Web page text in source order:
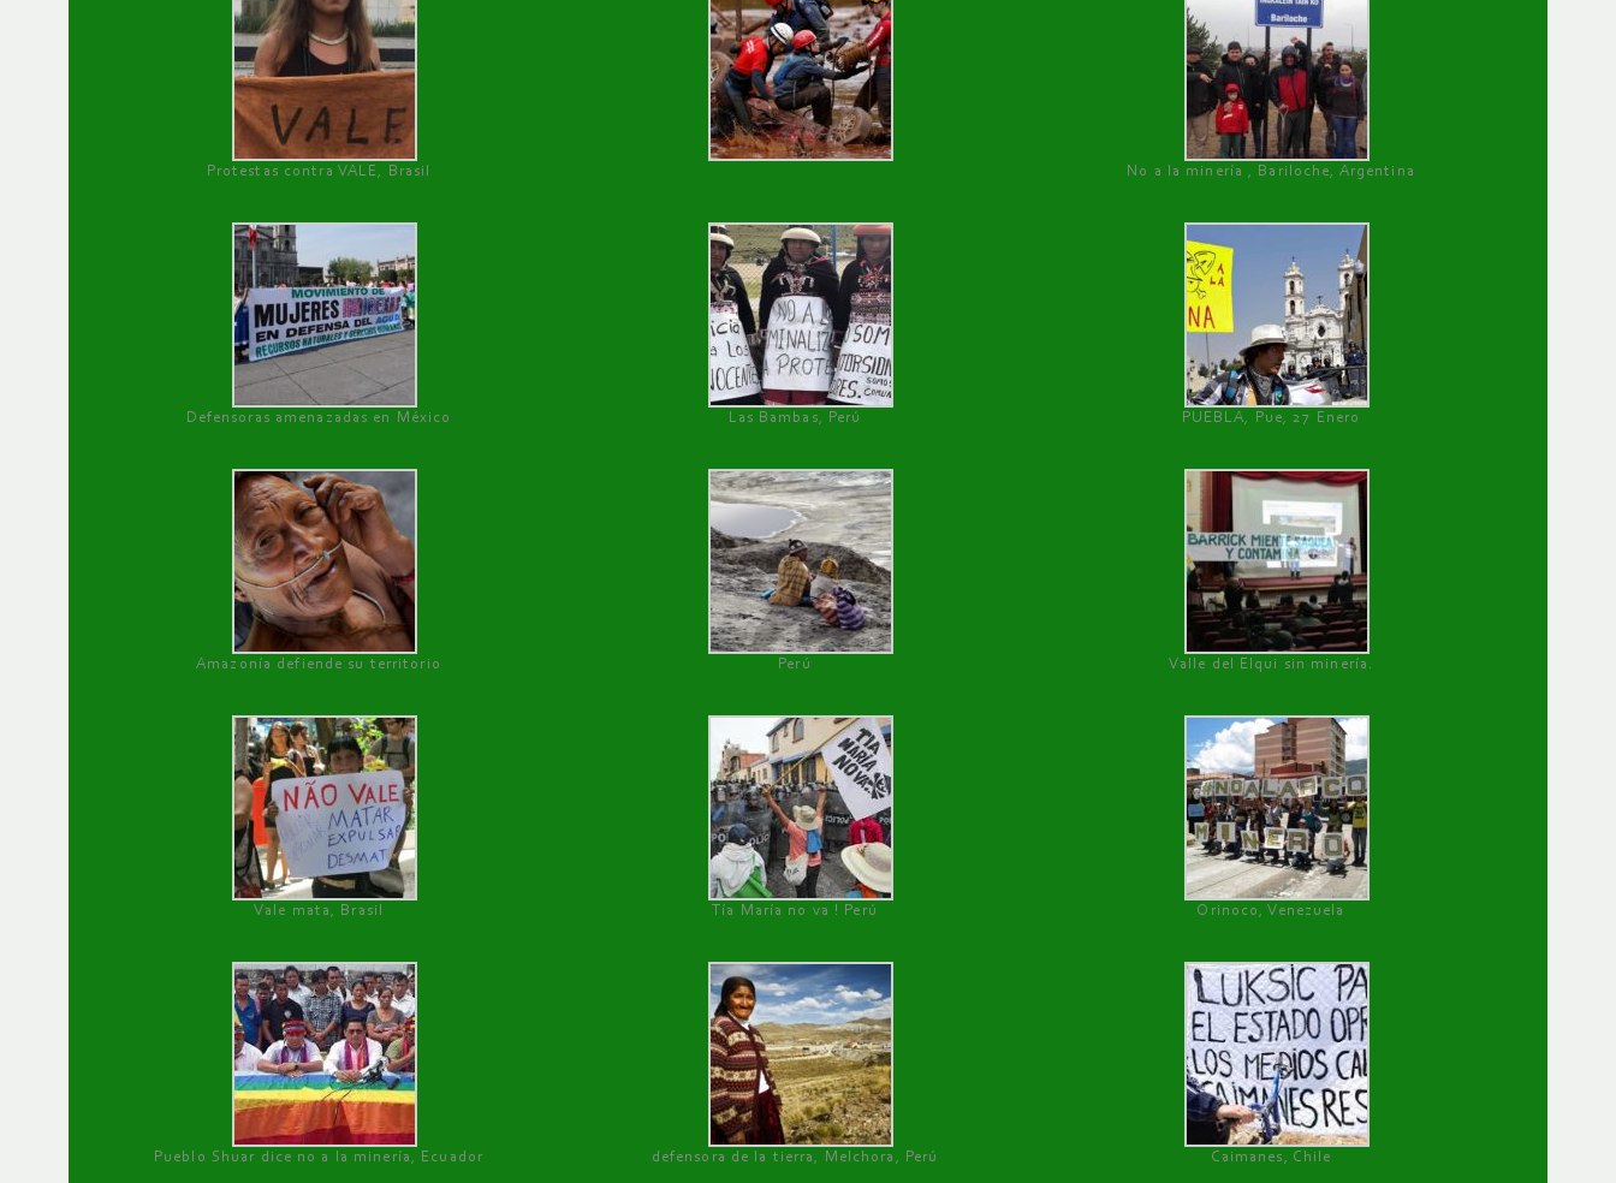
Protestas contra VALE, Brasil No a la minería , Bariloche, Argentina
Defensoras amenazadas en México Las Bambas, Perú PUEBLA, Pue, 27 Enero
Amazonía defiende su territorio Perú Valle del Elqui sin minería.
Vale mata, Brasil Tía María no va ! Perú Orinoco, Venezuela
Pueblo Shuar dice no a la minería, Ecuador defensora de la tierra, Melchora, Perú Caimanes, Chile